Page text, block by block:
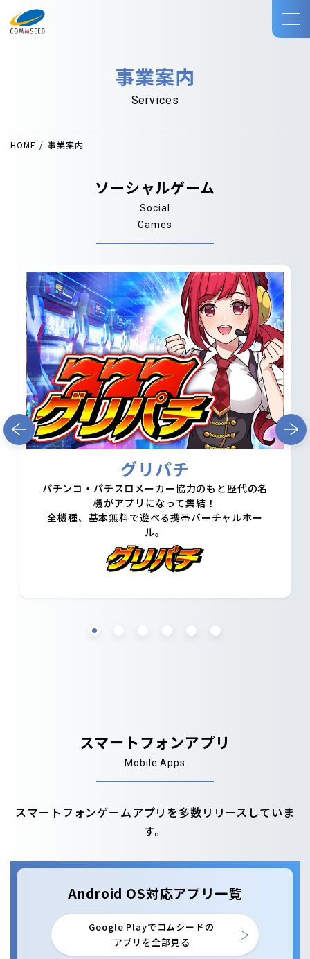
事業案内
Services
HOME 事業案内
ソーシャルゲーム
Social
Games
グリパチ
パチンコ・パチスロメーカー協力のもと歴代の名
機がアプリになって集結！
全機種、基本無料で遊べる携帯バーチャルホー
ル。
スマートフォンアプリ
Mobile Apps
スマートフォンゲームアプリを多数リリースしていま
す。
Android OS対応アプリ一覧
Google Playでコムシードの
アプリを全部見る